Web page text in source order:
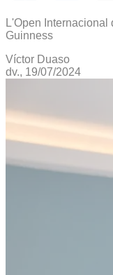
L'Open Internacional
Guinness
Víctor Duaso
dv., 19/07/2024